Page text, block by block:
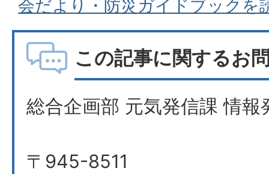
会だより・防災ガイドブックを
この記事に関するお
総合企画部 元気発信課 情報
〒945-8511